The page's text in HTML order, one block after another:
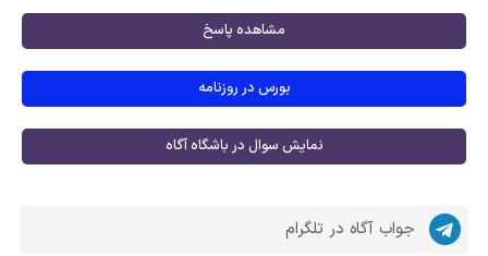
مشاهده پاسخ
بورس در روزنامه
نمایش سوال در باشگاه آگاه
جواب آگاه در تلگرام